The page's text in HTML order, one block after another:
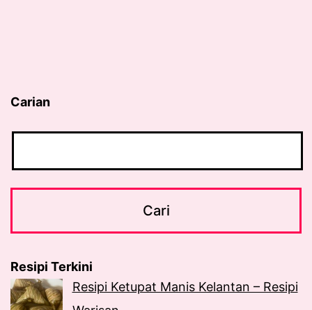
Carian
Resipi Terkini
Resipi Ketupat Manis Kelantan – Resipi